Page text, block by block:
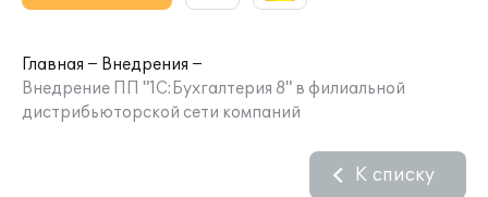
Главная
Внедрения
Внедрение ПП "1С:Бухгалтерия 8" в филиальной
дистрибьюторской сети компаний
К списку